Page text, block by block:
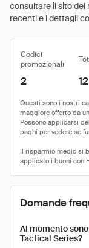
consultare il sito del
recenti e i dettagli
Codici
promozionali
2 12
Domande
Al momento
Tactical Series?